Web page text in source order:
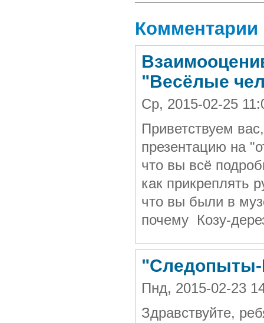
Комментарии
"Весёлые
Ср, 2015-02-25
Приветствуем
презентацию на
что вы всё
как прикреплять
что вы были в
почему Козу-
"Следопыты-
Пнд, 2015-02-23
Здравствуйте,